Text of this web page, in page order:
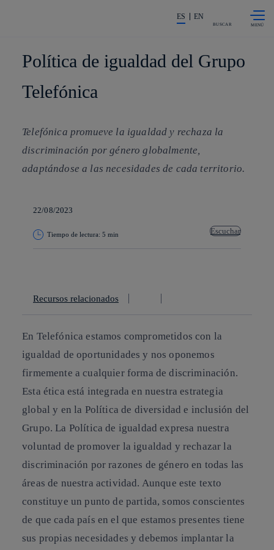
La acción en accionistas e
ES EN
BUSCAR
Política de igualdad del Grupo
Telefónica
Telefónica promueve la igualdad y rechaza la
discriminación por género globalmente,
adaptándose a las necesidades de cada territorio.
22/08/2023
Tiempo de lectura: 5 min Escuchar
Recursos relacionados
En Telefónica estamos comprometidos con la
igualdad de oportunidades y nos oponemos
firmemente a cualquier forma de discriminación.
Esta ética está integrada en nuestra estrategia
global y en la Política de diversidad e inclusión del
Grupo. La Política de igualdad expresa nuestra
voluntad de promover la igualdad y rechazar la
discriminación por razones de género en todas las
áreas de nuestra actividad. Aunque este texto
constituye un punto de partida, somos conscientes
de que cada país en el que estamos presentes tiene
sus propias necesidades y debemos implantar la